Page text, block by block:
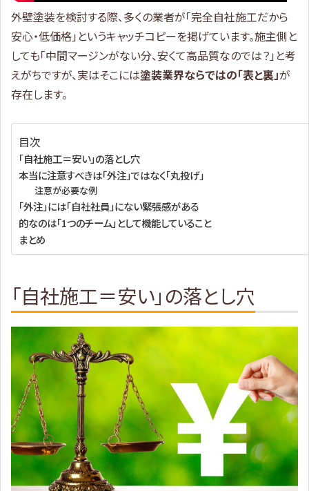
外壁塗装を検討する際、多くの業者が「完全自社施工だから
安心・低価格」というキャッチコピーを掲げています。施主側と
しても「中間マージンがない分、安くて高品質なのでは？」と考
えがちですが、実はそこには塗装業界ならではの「表と裏」が
存在します。
目次
「自社施工＝安い」の落とし穴
本当に注意すべきは「外注」ではなく「丸投げ」
注意が必要な例
「外注」には「自社社員」にない緊張感がある
的なのは「1つのチーム」として機能していること
まとめ
「自社施工＝安い」の落とし穴